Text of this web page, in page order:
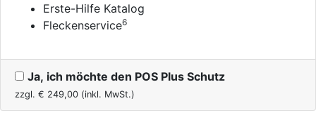
Erste-Hilfe Katalog
Fleckenservice6
Ja, ich möchte den POS Plus Schutz
zzgl. € 249,00 (inkl. MwSt.)